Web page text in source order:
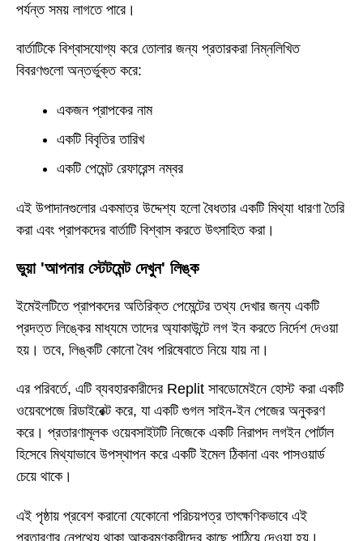
পর্যন্ত সময় লাগতে পারে।
বার্তাটিকে বিশ্বাসযোগ্য করে তোলার জন্য প্রতারকরা নিম্নলিখিত
বিবরণগুলো অন্তর্ভুক্ত করে:
একজন প্রাপকের নাম
একটি বিবৃতির তারিখ
একটি পেমেন্ট রেফারেন্স নম্বর
এই উপাদানগুলোর একমাত্র উদ্দেশ্য হলো বৈধতার একটি মিথ্যা ধারণা তৈরি
করা এবং প্রাপকদের বার্তাটি বিশ্বাস করতে উৎসাহিত করা।
ভুয়া 'আপনার স্টেটমেন্ট দেখুন' লিঙ্ক
ইমেইলটিতে প্রাপকদের অতিরিক্ত পেমেন্টের তথ্য দেখার জন্য একটি
প্রদত্ত লিঙ্কের মাধ্যমে তাদের অ্যাকাউন্টে লগ ইন করতে নির্দেশ দেওয়া
হয়। তবে, লিঙ্কটি কোনো বৈধ পরিষেবাতে নিয়ে যায় না।
এর পরিবর্তে, এটি ব্যবহারকারীদের Replit সাবডোমেইনে হোস্ট করা একটি
ওয়েবপেজে রিডাইরেক্ট করে, যা একটি গুগল সাইন-ইন পেজের অনুকরণ
করে। প্রতারণামূলক ওয়েবসাইটটি নিজেকে একটি নিরাপদ লগইন পোর্টাল
হিসেবে মিথ্যাভাবে উপস্থাপন করে একটি ইমেল ঠিকানা এবং পাসওয়ার্ড
চেয়ে থাকে।
এই পৃষ্ঠায় প্রবেশ করানো যেকোনো পরিচয়পত্র তাৎক্ষণিকভাবে এই
প্রতারণার নেপথ্যে থাকা আক্রমণকারীদের কাছে পাঠিয়ে দেওয়া হয়।